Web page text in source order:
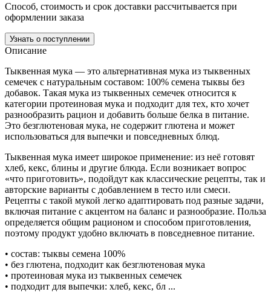
Способ, стоимость и срок доставки рассчитывается при
оформлении заказа
Узнать о поступлении
Описание
Тыквенная мука — это альтернативная мука из тыквенных
семечек с натуральным составом: 100% семена тыквы без
добавок. Такая мука из тыквенных семечек относится к
категории протеиновая мука и подходит для тех, кто хочет
разнообразить рацион и добавить больше белка в питание.
Это безглютеновая мука, не содержит глютена и может
использоваться для выпечки и повседневных блюд.
Тыквенная мука имеет широкое применение: из неё готовят
хлеб, кекс, блины и другие блюда. Если возникает вопрос
«что приготовить», подойдут как классические рецепты, так и
авторские варианты с добавлением в тесто или смеси.
Рецепты с такой мукой легко адаптировать под разные задачи,
включая питание с акцентом на баланс и разнообразие. Польза
определяется общим рационом и способом приготовления,
поэтому продукт удобно включать в повседневное питание.
• состав: тыквы семена 100%
• без глютена, подходит как безглютеновая мука
• протеиновая мука из тыквенных семечек
• подходит для выпечки: хлеб, кекс, бл ...